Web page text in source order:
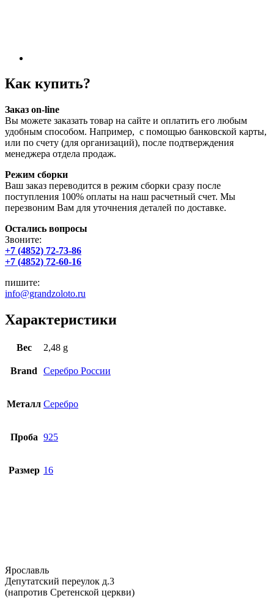
Как купить?
Заказ on-line
Вы можете заказать товар на сайте и оплатить его любым
удобным способом. Например, с помощью банковской карты,
или по счету (для организаций), после подтверждения
менеджера отдела продаж.
Режим сборки
Ваш заказ переводится в режим сборки сразу после
поступления 100% оплаты на наш расчетный счет. Мы
перезвоним Вам для уточнения деталей по доставке.
Остались вопросы
Звоните:
+7 (4852) 72-73-86
+7 (4852) 72-60-16
пишите:
info@grandzoloto.ru
Характеристики
Вес 2,48 g
Brand Серебро России
Металл Серебро
Проба 925
Размер 16
Ярославль
Депутатский переулок д.3
(напротив Сретенской церкви)